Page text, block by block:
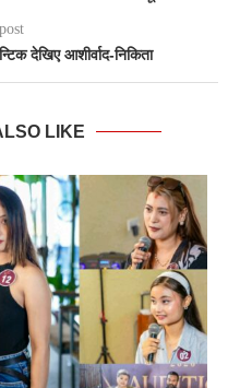
देखिए आशीर्वाद-निकिता
LIKE